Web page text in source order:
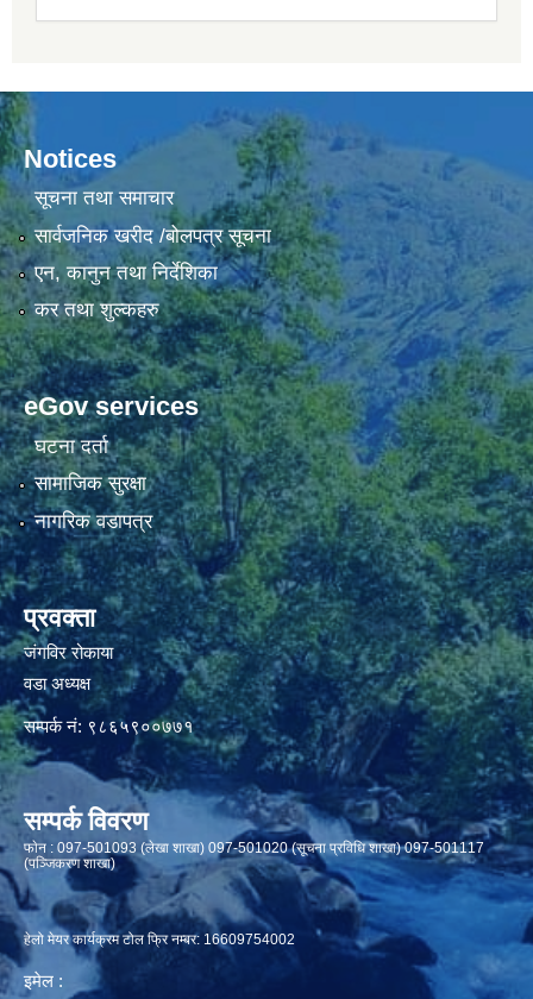
Notices
सूचना तथा समाचार
सार्वजनिक खरीद /बोलपत्र सूचना
एन, कानुन तथा निर्देशिका
कर तथा शुल्कहरु
eGov services
घटना दर्ता
सामाजिक सुरक्षा
नागरिक वडापत्र
प्रवक्ता
जंगविर रोकाया
वडा अध्यक्ष
सम्पर्क नं: ९८६५९००७७१
सम्पर्क विवरण
फाेन : 097-501093 (लेखा शाखा) 097-501020 (सूचना प्रविधि शाखा) 097-501117
(पञ्जिकरण शाखा)
हेलो मेयर कार्यक्रम टोल फ्रि नम्बर: 16609754002
इमेल :